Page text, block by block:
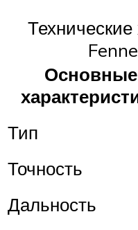
Основные
Тип
Точность
Дальность